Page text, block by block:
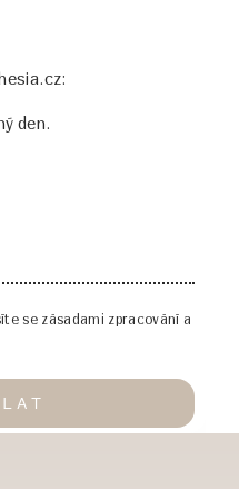
se zásadami zpracování a